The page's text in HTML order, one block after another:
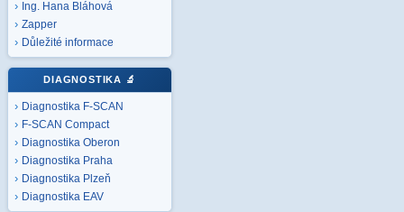
Ing. Hana Bláhová
Zapper
Důležité informace
DIAGNOSTIKA 🔬
Diagnostika F-SCAN
F-SCAN Compact
Diagnostika Oberon
Diagnostika Praha
Diagnostika Plzeň
Diagnostika EAV